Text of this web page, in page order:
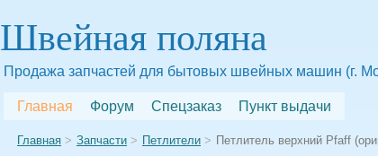
Швейная поляна
Продажа запчастей для бытовых швейных машин (г.
Главная Форум Спецзаказ Пункт выдачи
Главная Запчасти Петлители Петлитель верхний Pfaff